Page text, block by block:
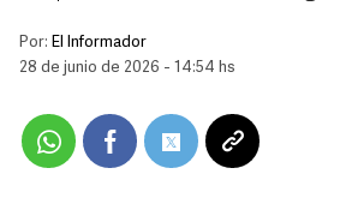
Por: El Informador
28 de junio de 2026 - 14:54 hs